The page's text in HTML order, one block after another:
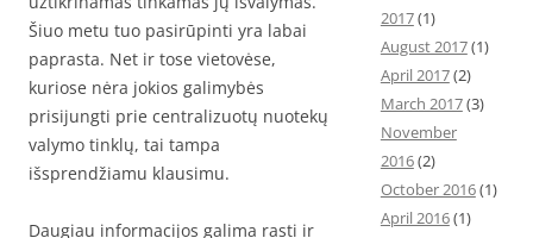
Šiuo metu tuo pasirūpinti yra labai
paprasta. Net ir tose vietovėse,
kuriose nėra jokios galimybės
prisijungti prie centralizuotų nuotekų
valymo tinklų, tai tampa
išsprendžiamu klausimu.
Daugiau informacijos galima rasti ir
2017(1)
August 2017(1)
April 2017(2)
March 2017(3)
November
2016(2)
October 2016(1)
April 2016(1)